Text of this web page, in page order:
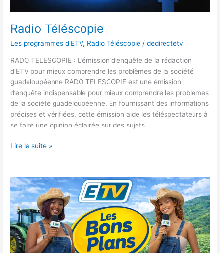
Radio Téléscopie
Les programmes d'ETV, Radio Téléscopie /dedirectetv
RADO TELESCOPIE : L’émission d’enquête de la rédaction
d’ETV pour mieux comprendre les problèmes de la société
guadeloupéenne RADO TELESCOPIE est une émission
d’enquête indispensable pour mieux comprendre les problèmes
de la société guadeloupéenne. En fournissant des informations
précises et vérifiées, cette émission aide les téléspectateurs à
se faire une opinion éclairée sur des sujets
Lire la suite »
Les
bons
plans
ETV
–
Spéciale
Production